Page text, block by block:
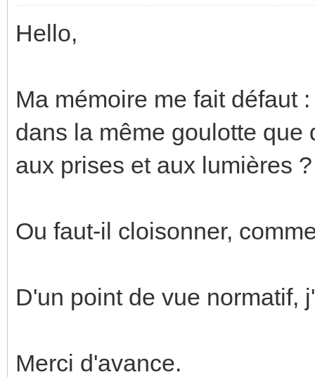
Hello,
Ma mémoire me fait défaut
dans la même goulotte
aux prises et aux lumières ?
Ou faut-il cloisonner,
D'un point de vue normatif,
Merci d'avance.